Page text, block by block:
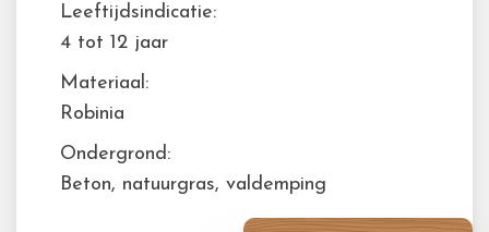
Leeftijdsindicatie:
4 tot 12 jaar
Materiaal:
Robinia
Ondergrond:
Beton, natuurgras, valdemping